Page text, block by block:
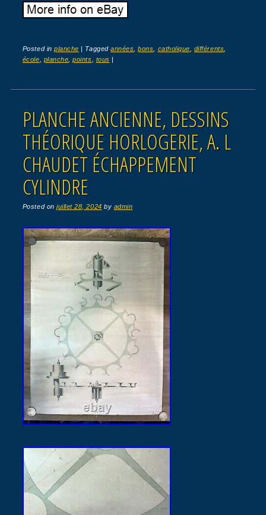
Posted inplanche Taggedannées,bons, catholique, différents,
école, planche,points, tous
PLANCHE ANCIENNE, DESSINS
THÉORIQUE HORLOGERIE, A. L
CHAUDET ÉCHAPPEMENT
CYLINDRE
Posted onjuillet 28, 2024 by admin